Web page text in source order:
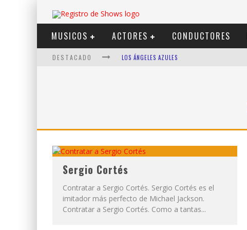
MUSICOS ACTORES CONDUCTORES
DESTACADO LOS ÁNGELES AZULES
DUKI
VI EM
Sergio Cortés
Contratar a Sergio Cortés. Sergio Cortés es el
imitador más perfecto de Michael Jackson.
Contratar a Sergio Cortés. Como a tantas...